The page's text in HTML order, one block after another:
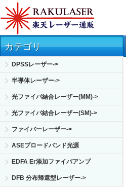
カテゴリ
DPSSレーザー->
半導体レーザー->
光ファイバ結合レーザー(MM)->
光ファイバ結合レーザー(SM)->
ファイバーレーザー->
ASEブロードバンド光源
EDFA Er添加ファイバアンプ
DFB 分布帰還型レーザー->